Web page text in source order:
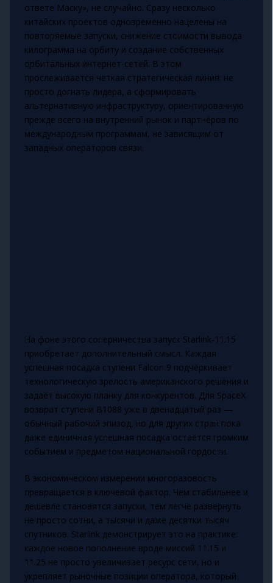
ответе Маску», не случайно. Сразу несколько
китайских проектов одновременно нацелены на
повторяемые запуски, снижение стоимости вывода
килограмма на орбиту и создание собственных
орбитальных интернет-сетей. В этом
прослеживается чёткая стратегическая линия: не
просто догнать лидера, а сформировать
альтернативную инфраструктуру, ориентированную
прежде всего на внутренний рынок и партнёров по
международным программам, не зависящим от
западных операторов связи.
На фоне этого соперничества запуск Starlink‑11.15
приобретает дополнительный смысл. Каждая
успешная посадка ступени Falcon 9 подчёркивает
технологическую зрелость американского решения и
задаёт высокую планку для конкурентов. Для SpaceX
возврат ступени B1088 уже в двенадцатый раз —
обычный рабочий эпизод, но для других стран пока
даже единичная успешная посадка остаётся громким
событием и предметом национальной гордости.
В экономическом измерении многоразовость
превращается в ключевой фактор. Чем стабильнее и
дешевле становятся запуски, тем легче развернуть
не просто сотни, а тысячи и даже десятки тысяч
спутников. Starlink демонстрирует это на практике:
каждое новое пополнение вроде миссий 11.15 и
11.25 не просто увеличивает ресурс сети, но и
укрепляет рыночные позиции оператора, который